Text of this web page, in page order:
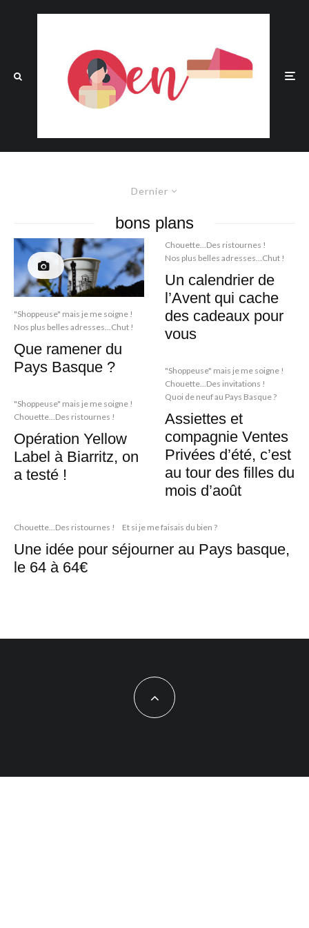
Dernier
bons plans
"Shoppeuse" mais je me soigne !
Nos plus belles adresses...Chut !
Que ramener du
Pays Basque ?
"Shoppeuse" mais je me soigne !
Chouette...Des ristournes !
Opération Yellow
Label à Biarritz, on
a testé !
Chouette...Des ristournes !
Nos plus belles adresses...Chut !
Un calendrier de
l’Avent qui cache
des cadeaux pour
vous
"Shoppeuse" mais je me soigne !
Chouette...Des invitations !
Quoi de neuf au Pays Basque ?
Assiettes et
compagnie Ventes
Privées d’été, c’est
au tour des filles du
mois d’août
Chouette...Des ristournes ! Et si je me faisais du bien ?
Une idée pour séjourner au Pays basque,
le 64 à 64€